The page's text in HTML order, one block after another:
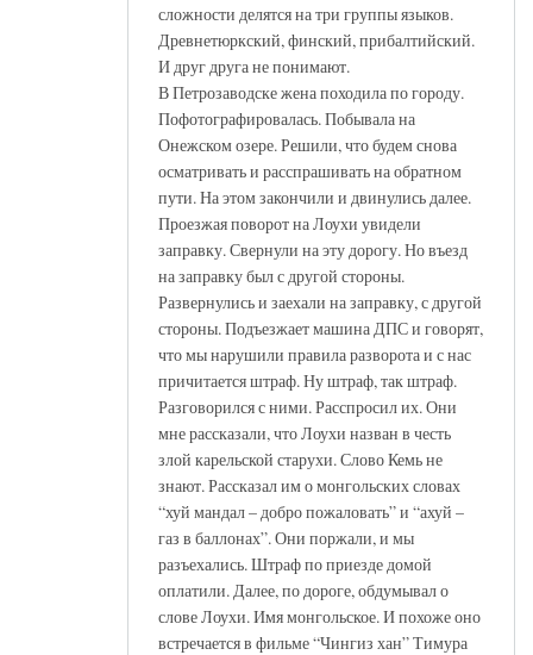
сложности делятся на три группы языков.
Древнетюркский, финский, прибалтийский.
И друг друга не понимают.
В Петрозаводске жена походила по городу.
Пофотографировалась. Побывала на
Онежском озере. Решили, что будем снова
осматривать и расспрашивать на обратном
пути. На этом закончили и двинулись далее.
Проезжая поворот на Лоухи увидели
заправку. Свернули на эту дорогу. Но въезд
на заправку был с другой стороны.
Развернулись и заехали на заправку, с другой
стороны. Подъезжает машина ДПС и говорят,
что мы нарушили правила разворота и с нас
причитается штраф. Ну штраф, так штраф.
Разговорился с ними. Расспросил их. Они
мне рассказали, что Лоухи назван в честь
злой карельской старухи. Слово Кемь не
знают. Рассказал им о монгольских словах
“хуй мандал – добро пожаловать” и “ахуй –
газ в баллонах”. Они поржали, и мы
разъехались. Штраф по приезде домой
оплатили. Далее, по дороге, обдумывал о
слове Лоухи. Имя монгольское. И похоже оно
встречается в фильме “Чингиз хан” Тимура